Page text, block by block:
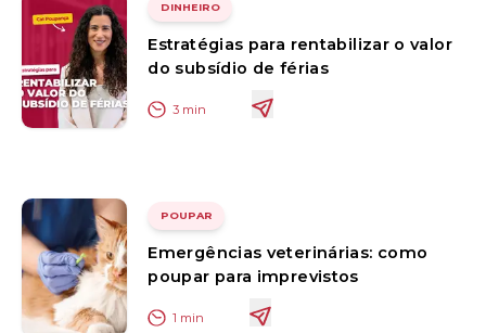
DINHEIRO
Estratégias para rentabilizar o valor
do subsídio de férias
3 min
POUPAR
Emergências veterinárias: como
poupar para imprevistos
1 min